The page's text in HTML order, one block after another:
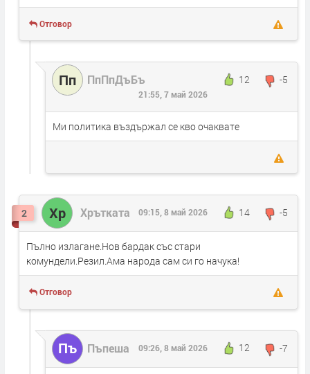
Отговор
Пп ПпПпДъБъ 12 -5
21:55, 7 май 2026
Ми политика въздържал се кво очаквате
2 Хр Хрътката 14 -5
09:15, 8 май 2026
Пълно излагане.Нов бардак със стари
комундели.Резил.Ама народа сам си го начука!
Отговор
Пъ Пъпеша 12 -7
09:26, 8 май 2026